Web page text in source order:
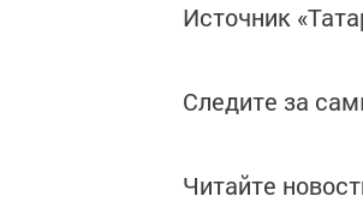
Источник
Следите за
Читайте